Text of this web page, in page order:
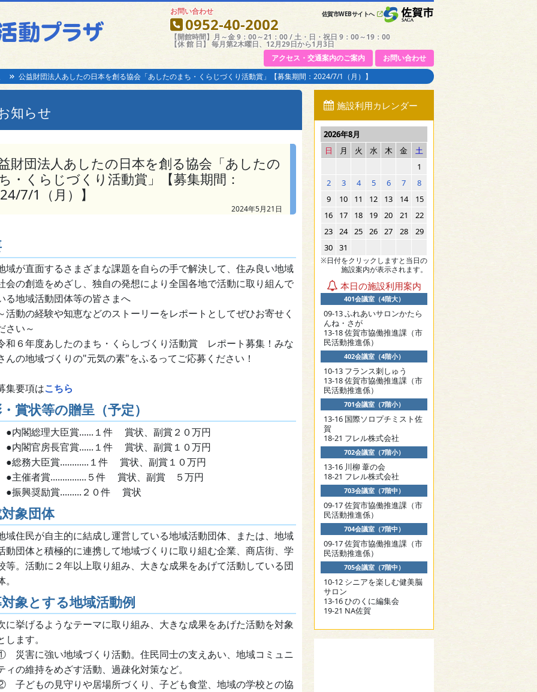
お問い合わせ
0952-40-2002
【開館時間】月～金 9：00～21：00 / 土・日・祝日 9：00～19：00
【休 館 日】 毎月第2木曜日、12月29日から1月3日
佐賀市WEBサイトへ
アクセス・交通案内のご案内
お問い合わせ
公益財団法人あしたの日本を創る協会「あしたのまち・くらじづくり活動賞」【募集期間：2024/7/1（月）】
知らせ
財団法人あしたの日本を創る協会「あしたの
・くらじづくり活動賞」【募集期間：
7/1（月）】
2024年5月21日
域が直面するさまざまな課題を自らの手で解決して、住み良い地域
会の創造をめざし、独自の発想により全国各地で活動に取り組んで
る地域活動団体等の皆さまへ
活動の経験や知恵などのストーリーをレポートとしてぜひお寄せく
さい～
和６年度あしたのまち・くらしづくり活動賞 レポート募集！みな
んの地域づくりの"元気の素"をふるってご応募ください！
集要項はこちら
賞状等の贈呈 （予定）
内閣総理大臣賞......１件 賞状、副賞２０万円
内閣官房長官賞......１件 賞状、副賞１０万円
務大臣賞............１件 賞状、副賞１０万円
主催者賞...............５件 賞状、副賞 ５万円
振興奨励賞.........２０件 賞状
象団体
域住民が自主的に結成し運営している地域活動団体、または、地域
動団体と積極的に連携して地域づくりに取り組む企業、商店街、学
等。活動に２年以上取り組み、大きな成果をあげて活動している団
。
象とする地域活動例
に挙げるようなテーマに取り組み、大きな成果をあげた活動を対象
します。
災害に強い地域づくり活動。住民同士の支えあい、地域コミュニ
ィの維持をめざす活動、過疎化対策など。
子どもの見守りや居場所づくり、子ども食堂、地域の学校との協
施設利用カレンダー
2026年8月
日
月 火 水 木 金
土
1
2
3 4 5 6 7
8
9
10 11 12 13 14
15
16
17 18 19 20 21
22
23
24 25 26 27 28
29
30
31
※日付をクリックしますと当日の
施設案内が表示されます。
本日の施設利用案内
401会議室（4階大）
09-13 ふれあいサロンかたら
んね・さが
13-18 佐賀市協働推進課（市
民活動推進係）
402会議室（4階小）
10-13 フランス刺しゅう
13-18 佐賀市協働推進課（市
民活動推進係）
701会議室（7階小）
13-16 国際ソロプチミスト佐
賀
18-21 フレル株式会社
702会議室（7階小）
13-16 川柳 葦の会
18-21 フレル株式会社
703会議室（7階中）
09-17 佐賀市協働推進課（市
民活動推進係）
704会議室（7階中）
09-17 佐賀市協働推進課（市
民活動推進係）
705会議室（7階中）
10-12 シニアを楽しむ健美脳
サロン
13-16 ひのくに編集会
19-21 NA佐賀